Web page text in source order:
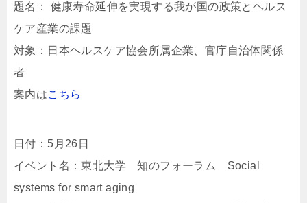
題名： 健康寿命延伸を実現する我が国の政策とヘルス
ケア産業の課題
対象：日本ヘルスケア協会所属企業、官庁自治体関係
者
案内はこちら
日付：5月26日
イベント名：東北大学 知のフォーラム Social
systems for smart aging